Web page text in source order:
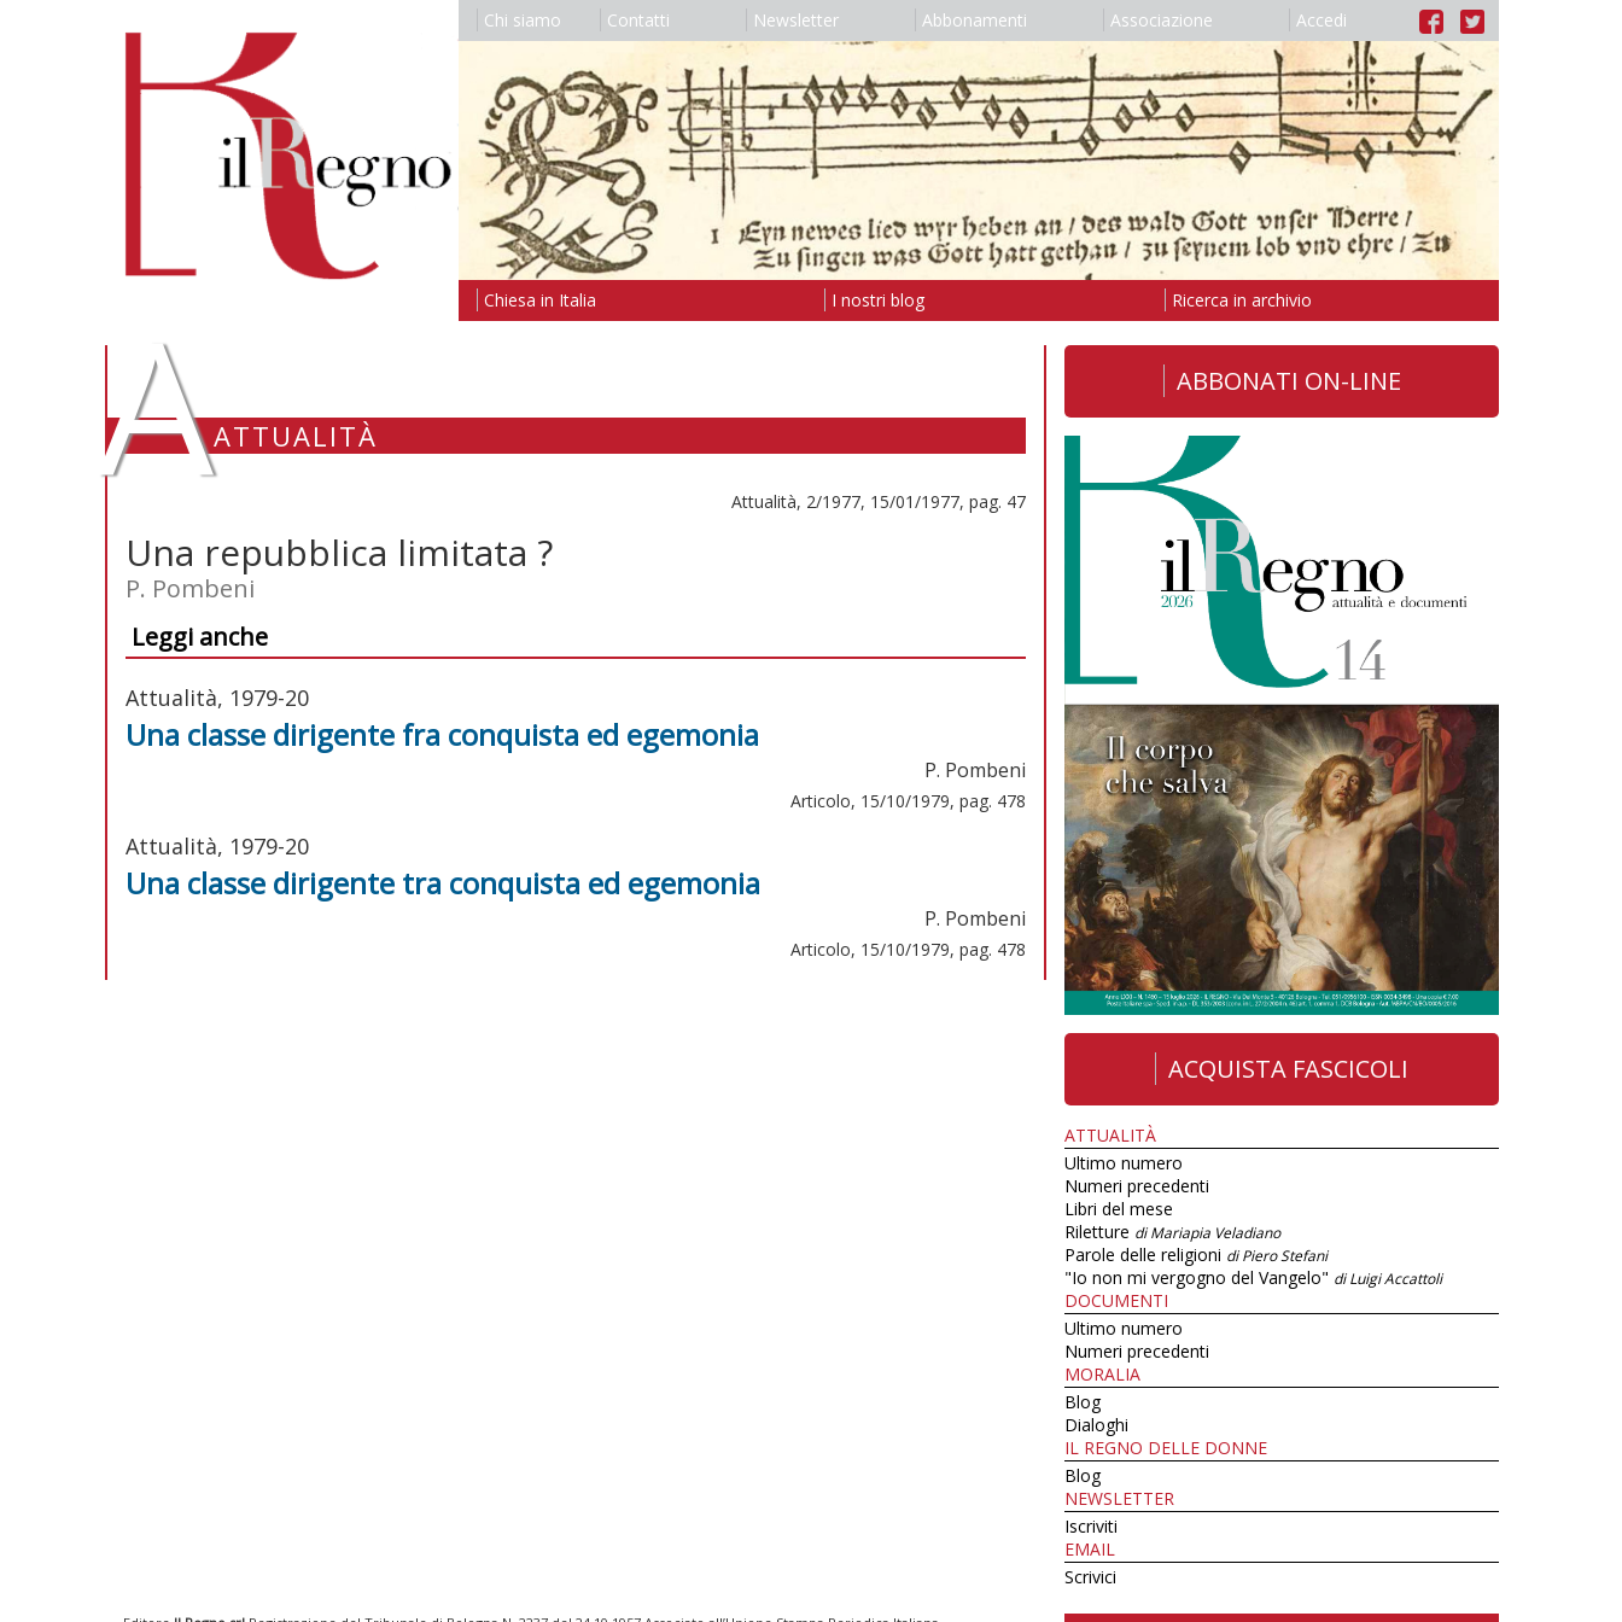
Chi siamo Contatti Newsletter Abbonamenti Associazione Accedi
Chiesa in Italia I nostri blog Ricerca in archivio
AATTUALITÀ
Attualità, 2/1977, 15/01/1977, pag. 47
Una repubblica limitata ?
P. Pombeni
Leggi anche
Attualità, 1979-20
Una classe dirigente fra conquista ed egemonia
P. Pombeni
Articolo, 15/10/1979, pag. 478
Attualità, 1979-20
Una classe dirigente tra conquista ed egemonia
P. Pombeni
Articolo, 15/10/1979, pag. 478
ABBONATI ON-LINE
ACQUISTA FASCICOLI
ATTUALITÀ
Ultimo numero
Numeri precedenti
Libri del mese
Riletture di Mariapia Veladiano
Parole delle religioni di Piero Stefani
"Io non mi vergogno del Vangelo" di Luigi Accattoli
DOCUMENTI
Ultimo numero
Numeri precedenti
MORALIA
Blog
Dialoghi
IL REGNO DELLE DONNE
Blog
NEWSLETTER
Iscriviti
EMAIL
Scrivici